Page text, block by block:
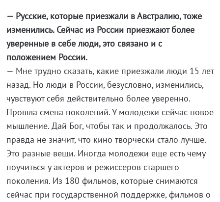
— Русские, которые приезжали в Австралию, тоже
изменились. Сейчас из России приезжают более
уверенные в себе люди, это связано и с
положением России.
— Мне трудно сказать, какие приезжали люди 15 лет
назад. Но люди в России, безусловно, изменились,
чувствуют себя действительно более уверенно.
Прошла смена поколений. У молодежи сейчас новое
мышление. Дай Бог, чтобы так и продолжалось. Это
правда не значит, что кино творчески стало лучше.
Это разные вещи. Иногда молодежи еще есть чему
поучиться у актеров и режиссеров старшего
поколения. Из 180 фильмов, которые снимаются
сейчас при государственной поддержке, фильмов о